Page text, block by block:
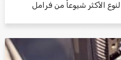
الأكثر شيوعاً من فرامل